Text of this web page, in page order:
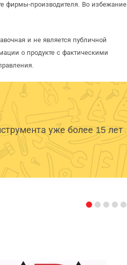
фирмы-производителя. Во избежание
и не является публичной
о продукте с фактическими
уже более 15 лет